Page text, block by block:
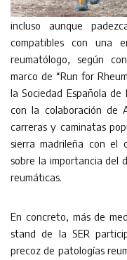
incluso aunque
compatibles con una
reumatólogo, según
marco de “Run for
la Sociedad Española
con la colaboración de
carreras y caminatas
sierra madrileña con el
sobre la importancia del
reumáticas.
En concreto, más de
stand de la SER
precoz de patologías